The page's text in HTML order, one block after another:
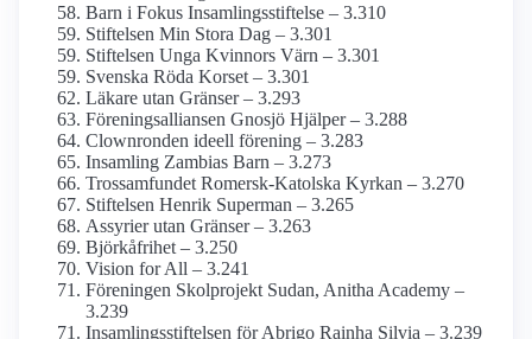
Barn i Fokus Insamlings­stiftelse – 3.310
Stiftelsen Min Stora Dag – 3.301
Stiftelsen Unga Kvinnors Värn – 3.301
Svenska Röda Korset – 3.301
Läkare utan Gränser – 3.293
Förenings­alliansen Gnosjö Hjälper – 3.288
Clownronden ideell förening – 3.283
Insamling Zambias Barn – 3.273
Trossamfundet Romersk-Katolska Kyrkan – 3.270
Stiftelsen Henrik Superman – 3.265
Assyrier utan Gränser – 3.263
Björkåfrihet – 3.250
Vision for All – 3.241
Föreningen Skolprojekt Sudan, Anitha Academy –
3.239
Insamlings­stiftelsen för Abrigo Rainha Silvia – 3.239